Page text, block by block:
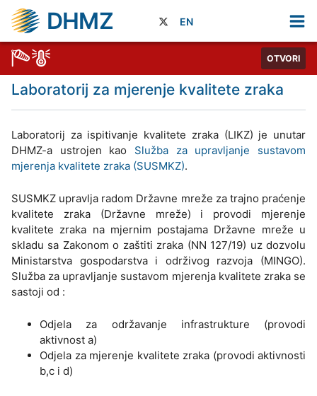
DHMZ EN
OTVORI
Laboratorij za mjerenje kvalitete zraka
Laboratorij za ispitivanje kvalitete zraka (LIKZ) je unutar
DHMZ-a ustrojen kao Služba za upravljanje sustavom
mjerenja kvalitete zraka (SUSMKZ).
SUSMKZ upravlja radom Državne mreže za trajno praćenje
kvalitete zraka (Državne mreže) i provodi mjerenje
kvalitete zraka na mjernim postajama Državne mreže u
skladu sa Zakonom o zaštiti zraka (NN 127/19) uz dozvolu
Ministarstva gospodarstva i održivog razvoja (MINGO).
Služba za upravljanje sustavom mjerenja kvalitete zraka se
sastoji od :
Odjela za održavanje infrastrukture (provodi
aktivnost a)
Odjela za mjerenje kvalitete zraka (provodi aktivnosti
b,c i d)